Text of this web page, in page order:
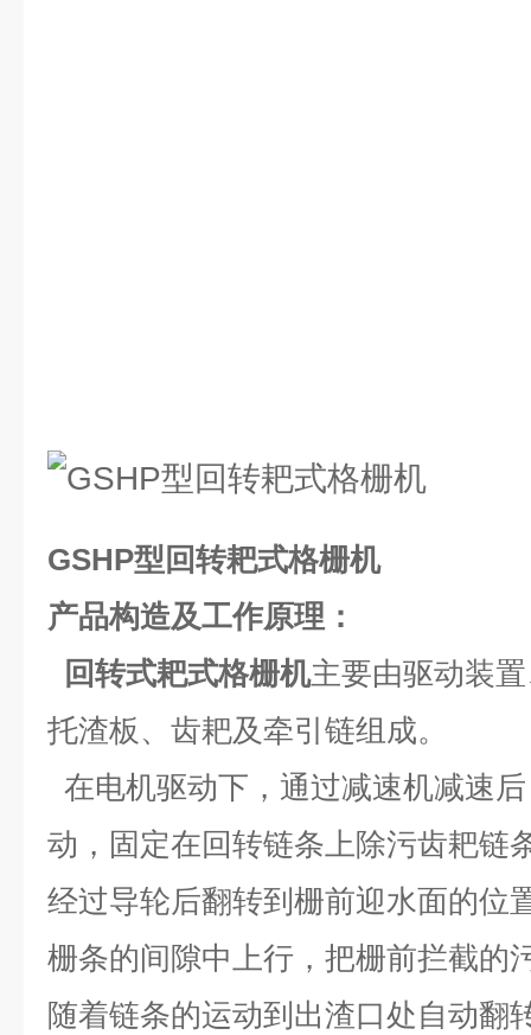
GSHP型回转耙式格栅机
产品构造及工作原理：
回转式耙式格栅机主要由驱动装
托渣板、齿耙及牵引链组成。
在电机驱动下，通过减速机减速
动，固定在回转链条上除污齿耙链
经过导轮后翻转到栅前迎水面的位
栅条的间隙中上行，把栅前拦截的
随着链条的运动到出渣口处自动翻